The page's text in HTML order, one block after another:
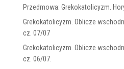
Przedmowa: Grekokatolicyzm.
Grekokatolicyzm. Oblicze
cz. 07/07
Grekokatolicyzm. Oblicze
cz. 06/07.